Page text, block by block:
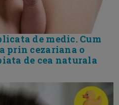
de medic. Cum
prin cezariana o
de cea naturala